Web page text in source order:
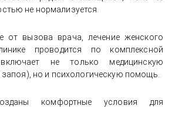
не нормализуется.
от вызова врача, лечение женского
проводится по комплексной
не только медицинскую
но и психологическую помощь.
комфортные условия для